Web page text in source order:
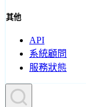
其他
API
系統顧問
服務狀態